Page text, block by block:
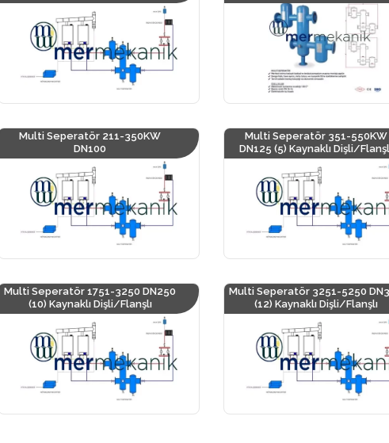
Multi Seperatör 211-350KW
DN100
Multi Seperatör 351-550KW
DN125 (5) Kaynaklı Dişli/
Multi Seperatör 1751-3250 DN250
(10) Kaynaklı Dişli/Flanşlı
Multi Seperatör 3251-5250
(12) Kaynaklı Dişli/Flanşlı